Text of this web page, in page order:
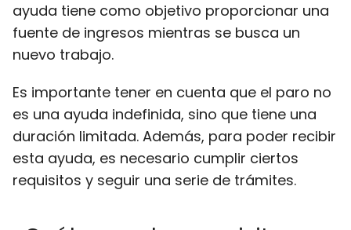
ayuda tiene como objetivo proporcionar una
fuente de ingresos mientras se busca un
nuevo trabajo.
Es importante tener en cuenta que el paro no
es una ayuda indefinida, sino que tiene una
duración limitada. Además, para poder recibir
esta ayuda, es necesario cumplir ciertos
requisitos y seguir una serie de trámites.